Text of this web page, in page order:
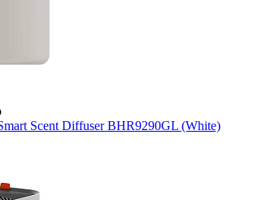
Scent Diffuser BHR9290GL (White)